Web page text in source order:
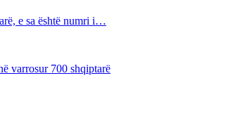
e sa është numri i…
varrosur 700 shqiptarë